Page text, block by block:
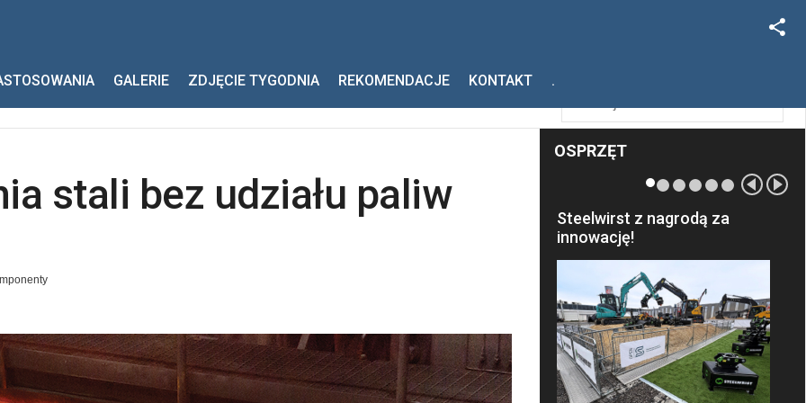
GALERIE ZDJĘCIE TYGODNIA REKOMENDACJE KONTAKT .
stali bez udziału paliw kopalnych
stali bez udziału paliw
OSPRZĘT
Steelwirst z nagrodą za
innowację!